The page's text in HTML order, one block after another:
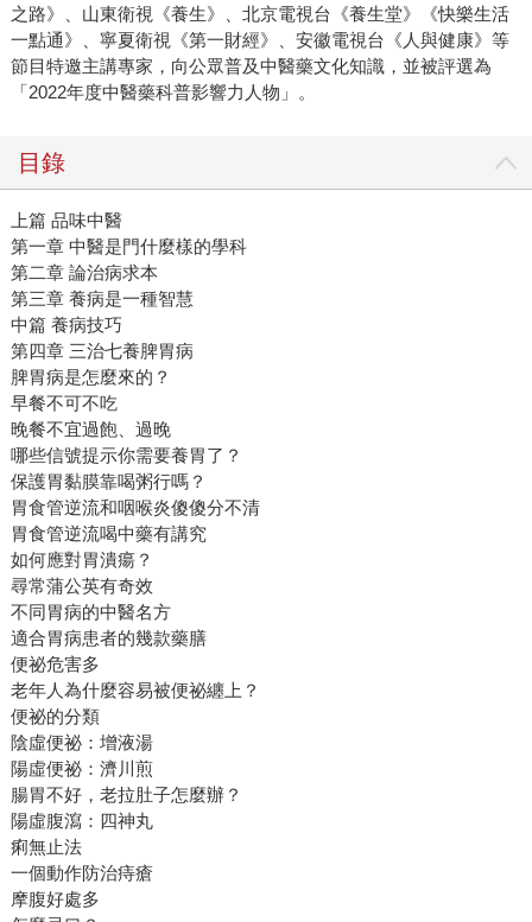
之路》、山東衛視《養生》、北京電視台《養生堂》《快樂生活
一點通》、寧夏衛視《第一財經》、安徽電視台《人與健康》等
節目特邀主講專家，向公眾普及中醫藥文化知識，並被評選為
「2022年度中醫藥科普影響力人物」。
目錄
上篇 品味中醫
第一章 中醫是門什麼樣的學科
第二章 論治病求本
第三章 養病是一種智慧
中篇 養病技巧
第四章 三治七養脾胃病
脾胃病是怎麼來的？
早餐不可不吃
晚餐不宜過飽、過晚
哪些信號提示你需要養胃了？
保護胃黏膜靠喝粥行嗎？
胃食管逆流和咽喉炎傻傻分不清
胃食管逆流喝中藥有講究
如何應對胃潰瘍？
尋常蒲公英有奇效
不同胃病的中醫名方
適合胃病患者的幾款藥膳
便祕危害多
老年人為什麼容易被便祕纏上？
便祕的分類
陰虛便祕：增液湯
陽虛便祕：濟川煎
腸胃不好，老拉肚子怎麼辦？
陽虛腹瀉：四神丸
痢無止法
一個動作防治痔瘡
摩腹好處多